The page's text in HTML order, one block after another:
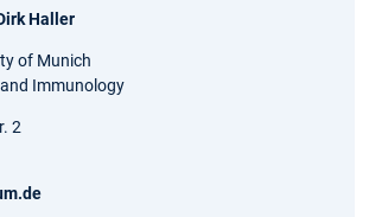
Haller
of Munich
Immunology
2